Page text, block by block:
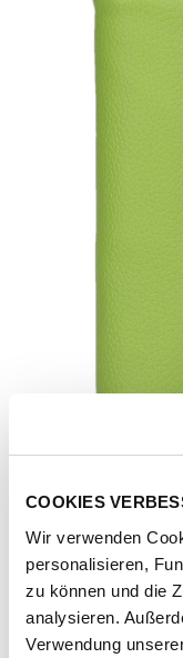
COOKIES
Wir verwenden
personalisieren,
zu können und die
analysieren.
Verwendung
Artikel-Nr.194150-